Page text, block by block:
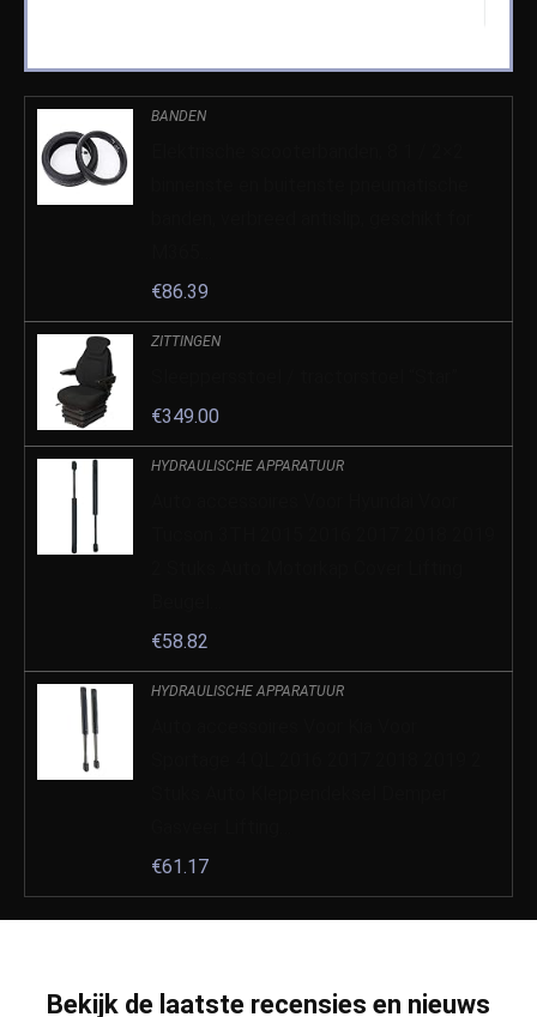
BANDEN
€86.39
ZITTINGEN
€349.00
HYDRAULISCHE APPARATUUR
€58.82
HYDRAULISCHE APPARATUUR
€61.17
Bekijk de laatste recensies en nieuws